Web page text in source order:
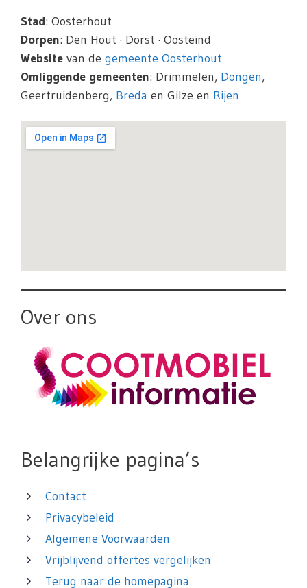
Stad: Oosterhout
Dorpen: Den Hout · Dorst · Oosteind
Website van de gemeente Oosterhout
Omliggende gemeenten: Drimmelen, Dongen,
Geertruidenberg, Breda en Gilze en Rijen
Over ons
Belangrijke pagina’s
Contact
Privacybeleid
Algemene Voorwaarden
Vrijblijvend offertes vergelijken
Terug naar de homepagina